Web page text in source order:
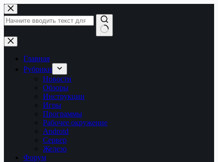
Перейти
к
сути
Ничего
не
найденоГлавная
Рубрики
Новости
Обзоры
Инструкции
Игры
Программы
Рабочее окружение
Android
Сервер
Железо
Форум